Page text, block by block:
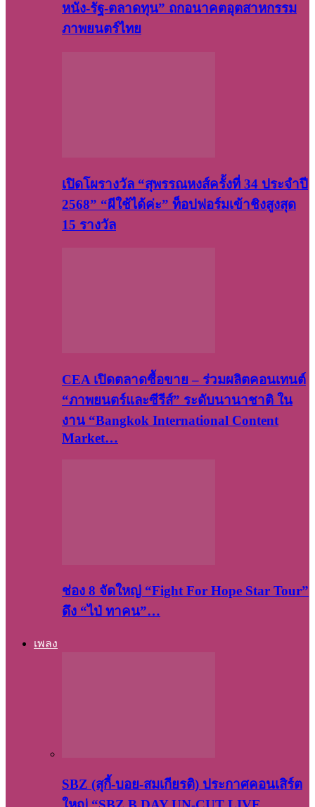
หนัง-รัฐ-ตลาดทุน” ถกอนาคตอุตสาหกรรม
ภาพยนตร์ไทย
เปิดโผรางวัล “สุพรรณหงส์ครั้งที่ 34 ประจำปี
2568” “ผีใช้ได้ค่ะ” ท็อปฟอร์มเข้าชิงสูงสุด
15 รางวัล
CEA เปิดตลาดซื้อขาย – ร่วมผลิตคอนเทนต์
“ภาพยนตร์และซีรีส์” ระดับนานาชาติ ใน
งาน “Bangkok International Content
Market…
ช่อง 8 จัดใหญ่ “Fight For Hope Star Tour”
ดึง “ไป่ ทาคน”…
เพลง
SBZ (สุกี้-บอย-สมเกียรติ) ประกาศคอนเสิร์ต